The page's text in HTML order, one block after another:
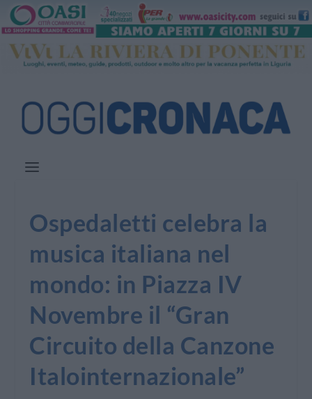
Ospedaletti celebra la
musica italiana nel
mondo: in Piazza IV
Novembre il “Gran
Circuito della Canzone
Italointernazionale”